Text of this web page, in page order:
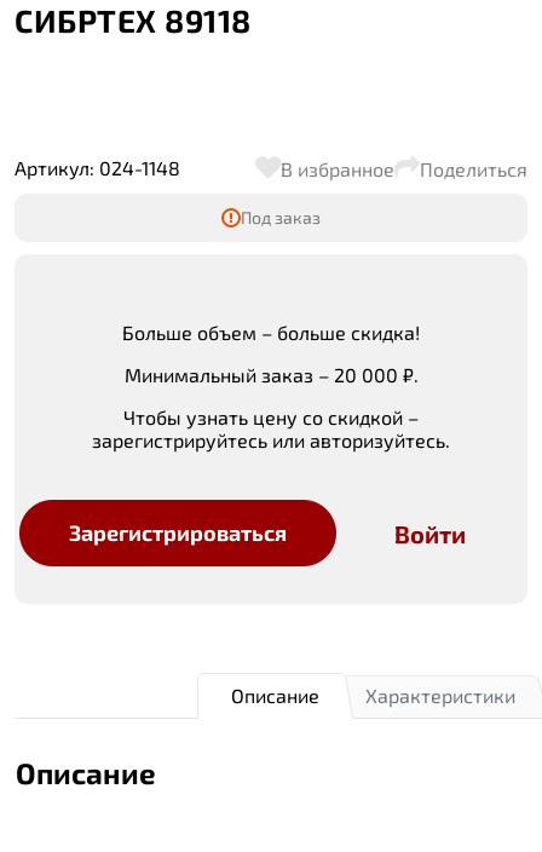
СИБРТЕХ 89118
Артикул: 024-1148 В избранное Поделиться
Под заказ
Больше объем – больше скидка!
Минимальный заказ – 20 000 ₽.
Чтобы узнать цену со скидкой –
зарегистрируйтесь или авторизуйтесь.
Зарегистрироваться Войти
Характеристики
Описание
Описание